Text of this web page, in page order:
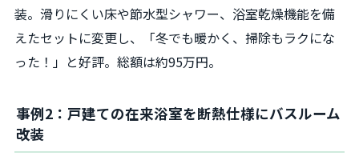
装。滑りにくい床や節水型シャワー、浴室乾燥機能を備
えたセットに変更し、「冬でも暖かく、掃除もラクにな
った！」と好評。総額は約95万円。
事例2：戸建ての在来浴室を断熱仕様にバスルーム
改装